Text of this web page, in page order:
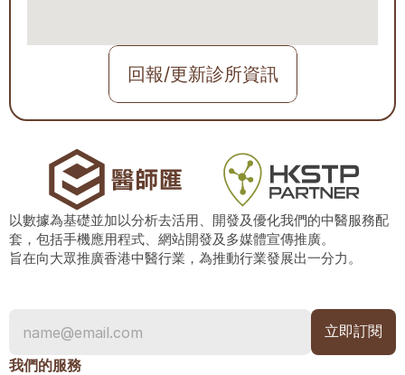
回報/更新診所資訊
以數據為基礎並加以分析去活用、開發及優化我們的中醫服務配
套，包括手機應用程式、網站開發及多媒體宣傳推廣。
旨在向大眾推廣香港中醫行業，為推動行業發展出一分力。
我們的服務